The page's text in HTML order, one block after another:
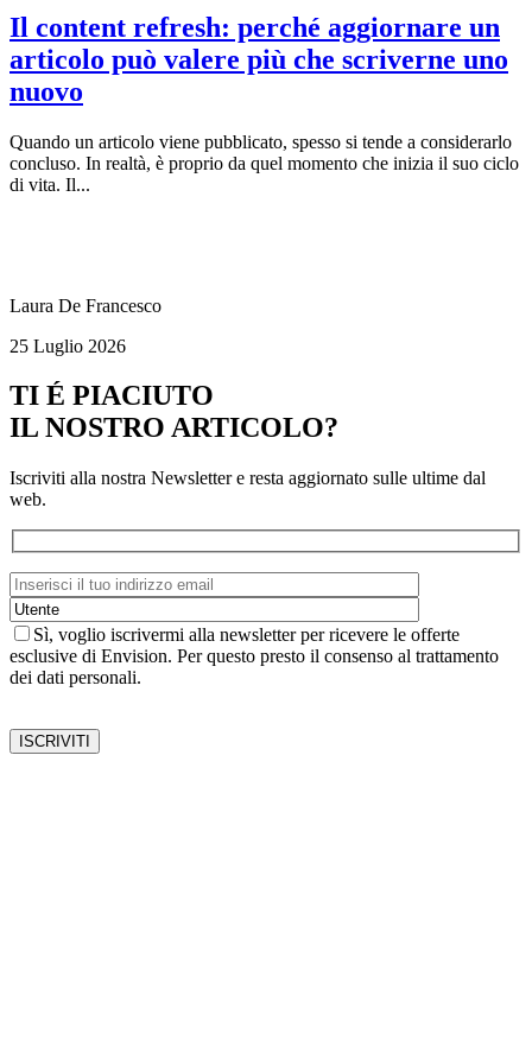
Il content refresh: perché aggiornare un
articolo può valere più che scriverne uno
nuovo
Quando un articolo viene pubblicato, spesso si tende a considerarlo
concluso. In realtà, è proprio da quel momento che inizia il suo ciclo
di vita. Il...
Laura De Francesco
25 Luglio 2026
TI É PIACIUTO
IL NOSTRO ARTICOLO?
Iscriviti alla nostra Newsletter e resta aggiornato sulle ultime dal
web.
Sì, voglio iscrivermi alla newsletter per ricevere le offerte
esclusive di Envision. Per questo presto il consenso al trattamento
dei dati personali.